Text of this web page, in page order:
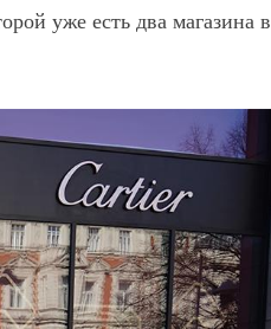
уже есть два магазина в